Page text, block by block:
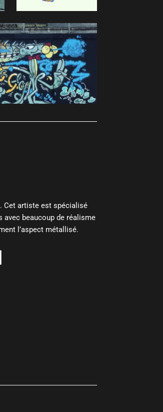
Cet artiste est spécialisé
avec beaucoup de réalisme
l’aspect métallisé.